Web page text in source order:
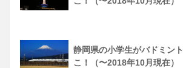
静岡県の小学生がバドミン
こ！（〜2018年10月現在）